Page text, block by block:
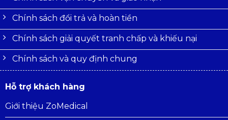
Chính sách đổi trả và hoàn tiền
Chính sách giải quyết tranh chấp và khiếu nại
Chính sách và quy định chung
Hỗ trợ khách hàng
Giới thiệu ZoMedical